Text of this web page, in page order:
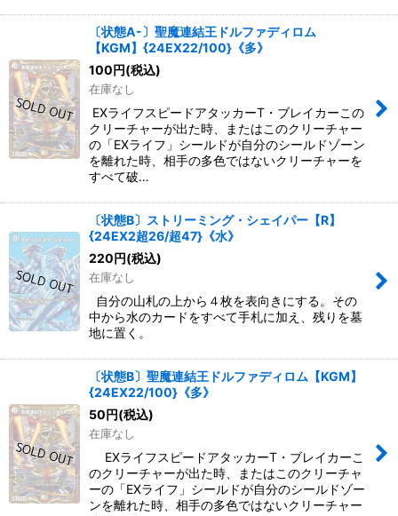
〔状態A-〕聖魔連結王ドルファディロム
【KGM】{24EX22/100}《多》
100 円(税込)
在庫なし
EXライフスピードアタッカーT・ブレイカーこの
クリーチャーが出た時、またはこのクリーチャー
の「EXライフ」シールドが自分のシールドゾーン
を離れた時、相手の多色ではないクリーチャーを
すべて破…
〔状態B〕ストリーミング・シェイパー【R】
{24EX2超26/超47}《水》
220 円(税込)
在庫なし
自分の山札の上から４枚を表向きにする。その
中から水のカードをすべて手札に加え、残りを墓
地に置く。
〔状態B〕聖魔連結王ドルファディロム【KGM】
{24EX22/100}《多》
50 円(税込)
在庫なし
EXライフスピードアタッカーT・ブレイカーこ
のクリーチャーが出た時、またはこのクリーチャ
ーの「EXライフ」シールドが自分のシールドゾー
ンを離れた時、相手の多色ではないクリーチャー